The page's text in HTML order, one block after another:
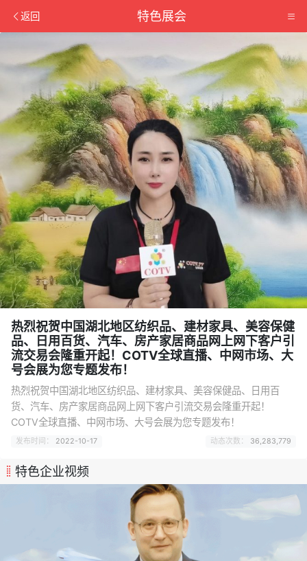
返回 特色展会
热烈祝贺中国湖北地区纺织品、建材家具、美容保健
品、日用百货、汽车、房产家居商品网上网下客户引
流交易会隆重开起！COTV全球直播、中网市场、大
号会展为您专题发布！
热烈祝贺中国湖北地区纺织品、建材家具、美容保健品、日用百
货、汽车、房产家居商品网上网下客户引流交易会隆重开起！
COTV全球直播、中网市场、大号会展为您专题发布！
发布时间： 2022-10-17 动态次数： 36,283,779
特色企业视频